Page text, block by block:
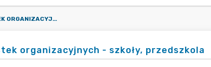
KIEROWNICY JEDNOSTEK ORGANIZACYJNYCH - SZKOŁY, PRZEDSZKOLA
organizacyjnych - szkoły, przedszkola